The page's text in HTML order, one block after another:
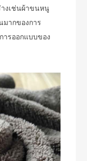
งเช่นผ้าขนหนู
มากของการ
ารออกแบบของ